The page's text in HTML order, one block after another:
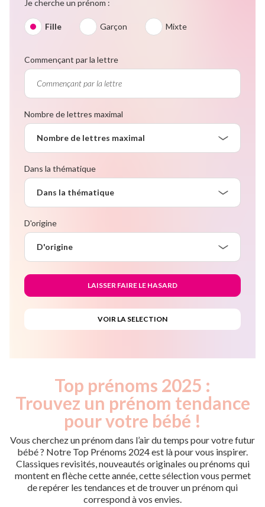
Je cherche un prénom :
Fille Garçon Mixte
Commençant par la lettre
Nombre de lettres maximal
Nombre de lettres maximal
Dans la thématique
Dans la thématique
D'origine
D'origine
Top prénoms 2025 :
Trouvez un prénom tendance
pour votre bébé !
Vous cherchez un prénom dans l’air du temps pour votre futur
bébé ? Notre Top Prénoms 2024 est là pour vous inspirer.
Classiques revisités, nouveautés originales ou prénoms qui
montent en flèche cette année, cette sélection vous permet
de repérer les tendances et de trouver un prénom qui
correspond à vos envies.